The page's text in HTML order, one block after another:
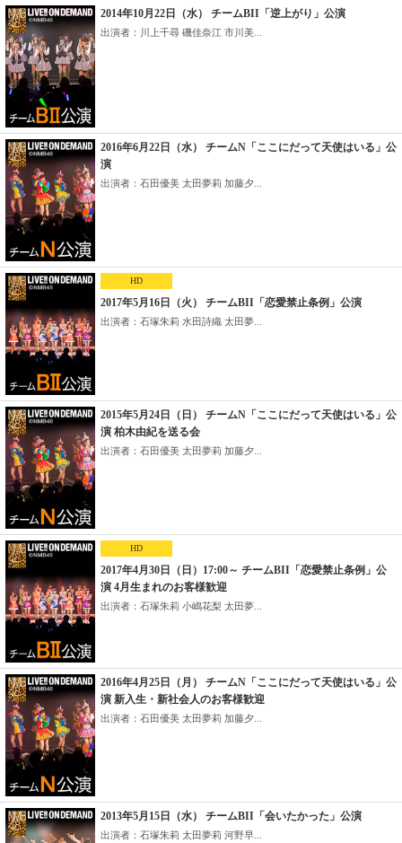
2014年10月22日（水） チームBII「逆上がり」公演
出演者：川上千尋 磯佳奈江 市川美...
2016年6月22日（水） チームN「ここにだって天使はいる」公
演
出演者：石田優美 太田夢莉 加藤夕...
HD
2017年5月16日（火） チームBII「恋愛禁止条例」公演
出演者：石塚朱莉 水田詩織 太田夢...
2015年5月24日（日） チームN「ここにだって天使はいる」公
演 柏木由紀を送る会
出演者：石田優美 太田夢莉 加藤夕...
HD
2017年4月30日（日）17:00～ チームBII「恋愛禁止条例」公
演 4月生まれのお客様歓迎
出演者：石塚朱莉 小嶋花梨 太田夢...
2016年4月25日（月） チームN「ここにだって天使はいる」公
演 新入生・新社会人のお客様歓迎
出演者：石田優美 太田夢莉 加藤夕...
2013年5月15日（水） チームBII「会いたかった」公演
出演者：石塚朱莉 太田夢莉 河野早...